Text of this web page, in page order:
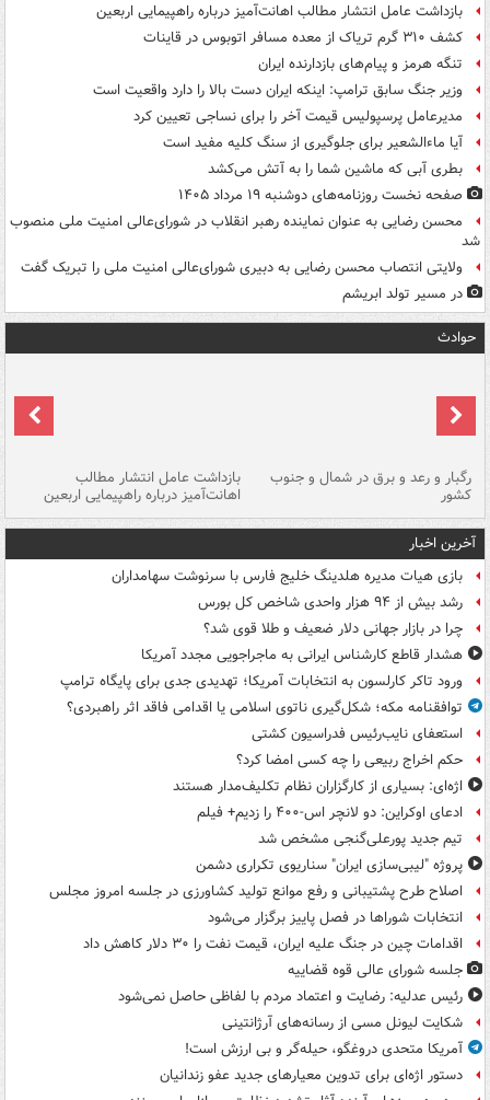
بازداشت عامل انتشار مطالب اهانت‌آمیز درباره راهپیمایی اربعین
کشف ۳۱۰ گرم تریاک از معده مسافر اتوبوس در قاینات
تنگه هرمز و پیام‌های بازدارنده ایران
وزیر جنگ سابق ترامپ: اینکه ایران دست بالا را دارد واقعیت است
مدیرعامل پرسپولیس قیمت آخر را برای نساجی تعیین کرد
آیا ماءالشعیر برای جلوگیری از سنگ کلیه مفید است
بطری آبی که ماشین شما را به آتش می‌کشد
صفحه نخست روزنامه‌های دوشنبه ۱۹ مرداد ۱۴۰۵
محسن رضایی به عنوان نماینده رهبر انقلاب در شورای‌عالی امنیت ملی منصوب
شد
ولایتی انتصاب محسن رضایی به دبیری شورای‌عالی امنیت ملی را تبریک گفت
در مسیر تولد ابریشم
حوادث
رگبار و رعد و برق در شمال و جنوب
کشور
بازداشت عامل انتشار مطالب
اهانت‌آمیز درباره راهپیمایی اربعین
آخرین اخبار
بازی هیات مدیره هلدینگ خلیج فارس با سرنوشت سهامداران
رشد بیش از ۹۴ هزار واحدی شاخص کل بورس
چرا در بازار جهانی دلار ضعیف و طلا قوی شد؟
هشدار قاطع کارشناس ایرانی به ماجراجویی مجدد آمریکا
ورود تاکر کارلسون به انتخابات آمریکا؛ تهدیدی جدی برای پایگاه ترامپ
توافقنامه مکه؛ شکل‌گیری ناتوی اسلامی یا اقدامی فاقد اثر راهبردی؟
استعفای نایب‌رئیس فدراسیون کشتی
حکم اخراج ربیعی را چه کسی امضا کرد؟
اژه‌ای: بسیاری از کارگزاران نظام تکلیف‌مدار هستند
ادعای اوکراین: دو لانچر اس-۴۰۰ را زدیم+ فیلم
تیم جدید پورعلی‌گنجی مشخص شد
پروژه "لیبی‌سازی ایران" سناریوی تکراری دشمن
اصلاح طرح پشتیبانی و رفع موانع تولید کشاورزی در جلسه امروز مجلس
انتخابات شوراها در فصل پاییز برگزار می‌شود
اقدامات چین در جنگ علیه ایران، قیمت نفت را ۳۰ دلار کاهش داد
جلسه شورای عالی قوه قضاییه
رئیس عدلیه: رضایت و اعتماد مردم با لفاظی حاصل نمی‌شود
شکایت لیونل مسی از رسانه‌های آرژانتینی
آمریکا متحدی دروغگو، حیله‌گر و بی ارزش است!
دستور اژه‌ای برای تدوین معیارهای جدید عفو زندانیان